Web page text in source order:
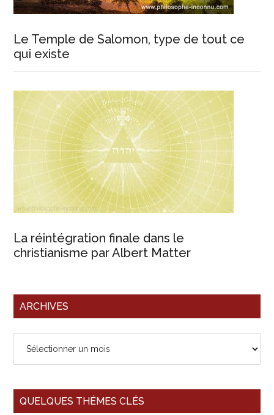
Le Temple de Salomon, type de tout ce
qui existe
La réintégration finale dans le
christianisme par Albert Matter
ARCHIVES
QUELQUES THÉMES CLÉS